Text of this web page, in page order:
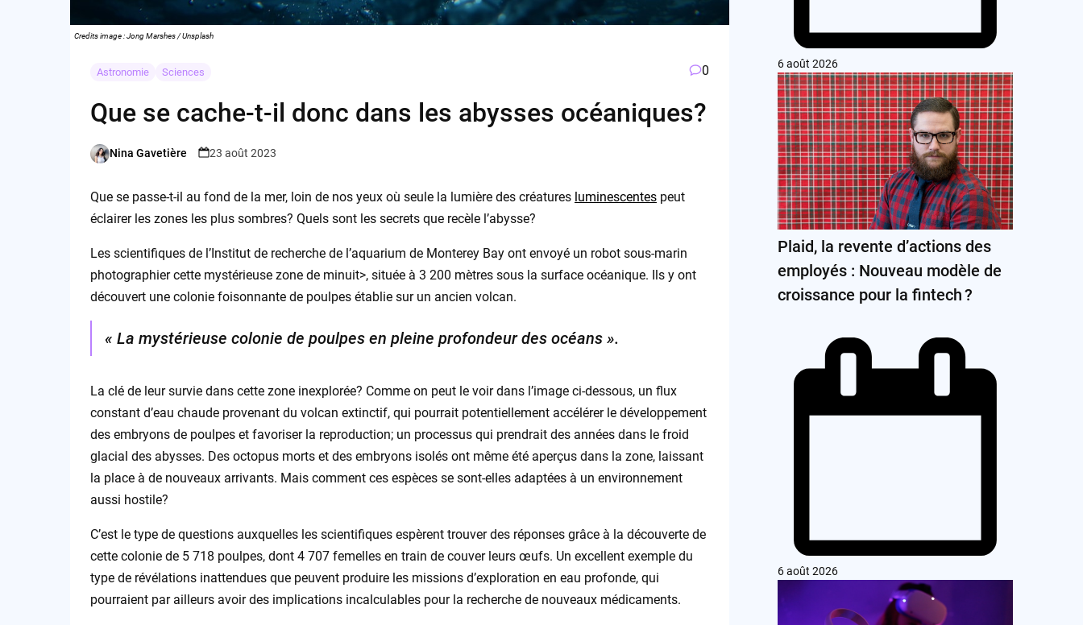
Credits image : Jong Marshes / Unsplash
Astronomie Sciences 0
Que se cache-t-il donc dans les abysses océaniques?
Posted
Nina Gavetière 23 août 2023
Que se passe-t-il au fond de la mer, loin de nos yeux où seule la lumière des créatures luminescentespeut
éclairer les zones les plus sombres? Quels sont les secrets que recèle l’abysse?
Les scientifiques de l’Institut de recherche de l’aquarium de Monterey Bay ont envoyé un robot sous-marin
photographier cette mystérieuse zone de minuit>, située à 3 200 mètres sous la surface océanique. Ils y ont
découvert une colonie foisonnante de poulpes établie sur un ancien volcan.
« La mystérieuse colonie de poulpes en pleine profondeur des océans ».
La clé de leur survie dans cette zone inexplorée? Comme on peut le voir dans l’image ci-dessous, un flux
constant d’eau chaude provenant du volcan extinctif, qui pourrait potentiellement accélérer le développement
des embryons de poulpes et favoriser la reproduction; un processus qui prendrait des années dans le froid
glacial des abysses. Des octopus morts et des embryons isolés ont même été aperçus dans la zone, laissant
la place à de nouveaux arrivants. Mais comment ces espèces se sont-elles adaptées à un environnement
aussi hostile?
C’est le type de questions auxquelles les scientifiques espèrent trouver des réponses grâce à la découverte de
cette colonie de 5 718 poulpes, dont 4 707 femelles en train de couver leurs œufs. Un excellent exemple du
type de révélations inattendues que peuvent produire les missions d’exploration en eau profonde, qui
pourraient par ailleurs avoir des implications incalculables pour la recherche de nouveaux médicaments.
6 août 2026
Plaid, la revente d’actions des
employés : Nouveau modèle de
croissance pour la fintech ?
6 août 2026